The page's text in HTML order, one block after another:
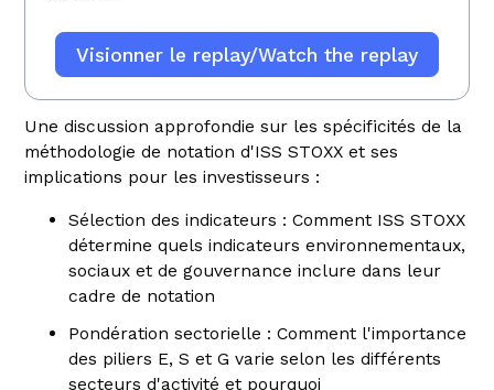
Une discussion approfondie sur les spécificités de la
méthodologie de notation d'ISS STOXX et ses
implications pour les investisseurs :
Sélection des indicateurs : Comment ISS STOXX
détermine quels indicateurs environnementaux,
sociaux et de gouvernance inclure dans leur
cadre de notation
Pondération sectorielle : Comment l'importance
des piliers E, S et G varie selon les différents
secteurs d'activité et pourquoi